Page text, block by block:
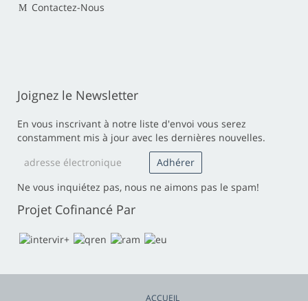
Contactez-Nous
Joignez le Newsletter
En vous inscrivant à notre liste d'envoi vous serez
constamment mis à jour avec les dernières nouvelles.
Ne vous inquiétez pas, nous ne aimons pas le spam!
Projet Cofinancé Par
ACCUEIL